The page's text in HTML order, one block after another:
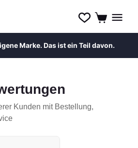
Marke. Das ist ein Teil davon.
Kunden mit Bestellung,